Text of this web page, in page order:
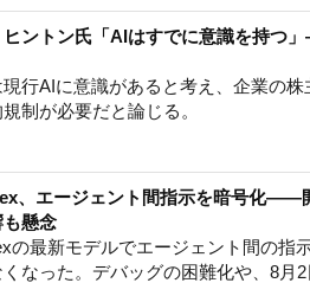
ヒントン氏「AIはすでに意識を持つ
現行AIに意識があると考え、企業の
制が必要だと論じる。
、エージェント間指示を暗号化――
懸念
の最新モデルでエージェント間の指
なった。デバッグの困難化や、8月